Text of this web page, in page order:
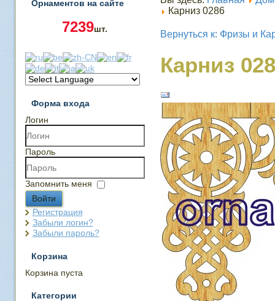
Орнаментов на сайте
7239шт.
Форма входа
Логин
Пароль
Запомнить меня
Войти
Регистрация
Забыли логин?
Забыли пароль?
Корзина
Корзина пуста
Категории
Карниз 0286
Вернуться к: Фризы и
Карниз